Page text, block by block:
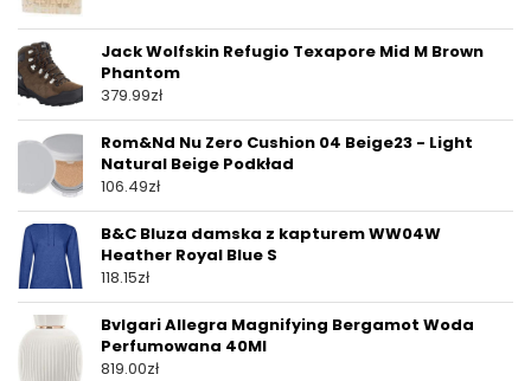
Jack Wolfskin Refugio Texapore Mid M Brown
Phantom
379.99zł
Rom&Nd Nu Zero Cushion 04 Beige23 - Light
Natural Beige Podkład
106.49zł
B&C Bluza damska z kapturem WW04W
Heather Royal Blue S
118.15zł
Bvlgari Allegra Magnifying Bergamot Woda
Perfumowana 40Ml
819.00zł